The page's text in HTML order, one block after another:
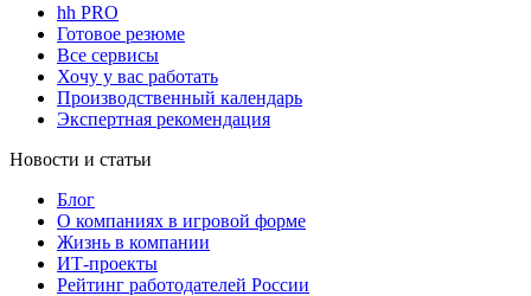
hh PRO
Готовое резюме
Все сервисы
Хочу у вас работать
Производственный календарь
Экспертная рекомендация
Новости и статьи
Блог
О компаниях в игровой форме
Жизнь в компании
ИТ-проекты
Рейтинг работодателей России